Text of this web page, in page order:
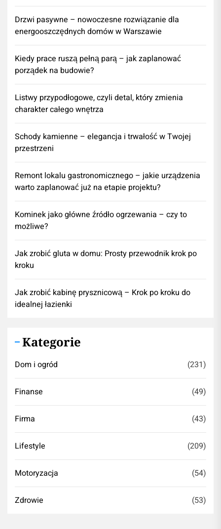
Drzwi pasywne – nowoczesne rozwiązanie dla
energooszczędnych domów w Warszawie
Kiedy prace ruszą pełną parą – jak zaplanować
porządek na budowie?
Listwy przypodłogowe, czyli detal, który zmienia
charakter całego wnętrza
Schody kamienne – elegancja i trwałość w Twojej
przestrzeni
​Remont lokalu gastronomicznego – jakie urządzenia
warto zaplanować już na etapie projektu?
Kominek jako główne źródło ogrzewania – czy to
możliwe?
Jak zrobić gluta w domu: Prosty przewodnik krok po
kroku
Jak zrobić kabinę prysznicową – Krok po kroku do
idealnej łazienki
Kategorie
Dom i ogród (231)
Finanse (49)
Firma (43)
Lifestyle (209)
Motoryzacja (54)
Zdrowie (53)